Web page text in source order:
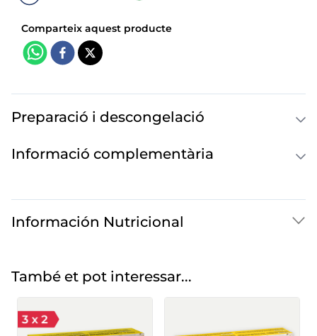
Preparació i descongelació
Informació complementària
Información Nutricional
També et pot interessar...
10. gambas peladas